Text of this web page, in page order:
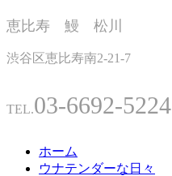
恵比寿 鰻 松川
渋谷区恵比寿南2-21-7
TEL.03-6692-5224
ホーム
ウナテンダーな日々